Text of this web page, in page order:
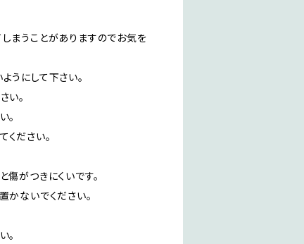
まうことがありますのでお気を
うにして下さい。
い。
。
ださい。
がつきにくいです。
ないでください。
。